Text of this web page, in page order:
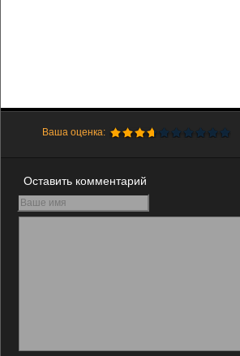
Ваша оценка:
Оставить комментарий